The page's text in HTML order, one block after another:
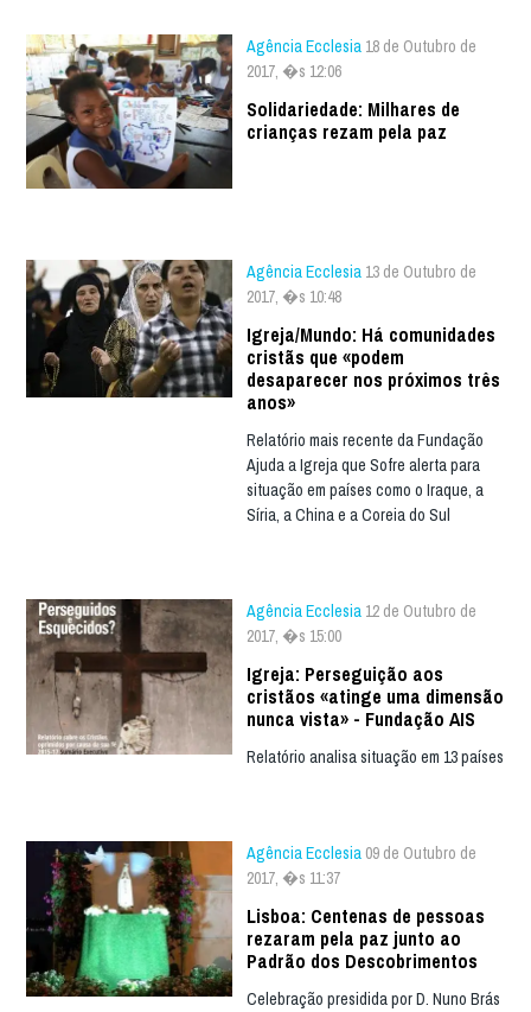
Agência Ecclesia 18 de Outubro de
2017, �s 12:06
Solidariedade: Milhares de
crianças rezam pela paz
Agência Ecclesia 13 de Outubro de
2017, �s 10:48
Igreja/Mundo: Há comunidades
cristãs que «podem
desaparecer nos próximos três
anos»
Relatório mais recente da Fundação
Ajuda a Igreja que Sofre alerta para
situação em países como o Iraque, a
Síria, a China e a Coreia do Sul
Agência Ecclesia 12 de Outubro de
2017, �s 15:00
Igreja: Perseguição aos
cristãos «atinge uma dimensão
nunca vista» - Fundação AIS
Relatório analisa situação em 13 países
Agência Ecclesia 09 de Outubro de
2017, �s 11:37
Lisboa: Centenas de pessoas
rezaram pela paz junto ao
Padrão dos Descobrimentos
Celebração presidida por D. Nuno Brás